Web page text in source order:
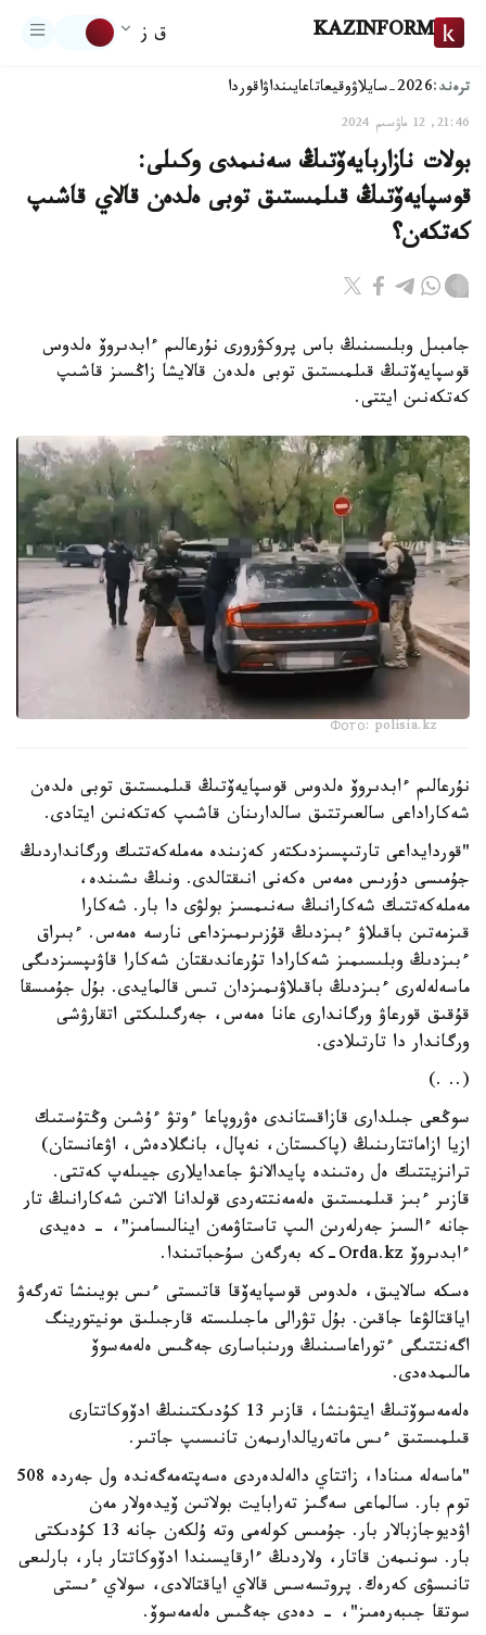
KAZINFORM ق ز
ترەند:2026-سايلاۋ وقيعاتاعايىنداۋاقوردا
21:46, 12 ماۋسىم 2024
بولات نازاربايەۆتىڭ سەنىمدى وكىلى:
قوسپايەۆتىڭ قىلمىستىق توبى ەلدەن قالاي قاشىپ
كەتكەن؟
جامبىل وبلىسىنىڭ باس پروكۋرورى نۇرعالىم ءابدىروۆ ەلدوس
قوسپايەۆتىڭ قىلمىستىق توبى ەلدەن قالايشا زاڭسىز قاشىپ
كەتكەنىن ايتتى.
Фото: polisia.kz
نۇرعالىم ءابدىروۆ ەلدوس قوسپايەۆتىڭ قىلمىستىق توبى ەلدەن
شەكاراداعى سالعىرتتىق سالدارىنان قاشىپ كەتكەنىن ايتادى.
"قوردايداعى تارتىپسىزدىكتەر كەزىندە مەملەكەتتىك ورگانداردىڭ
جۇمىسى دۇرىس ەمەس ەكەنى انىقتالدى. ونىڭ ىشىندە،
مەملەكەتتىك شەكارانىڭ سەنىمسىز بولۋى دا بار. شەكارا
قىزمەتىن باقىلاۋ ءبىزدىڭ قۇزىرىمىزداعى نارسە ەمەس. ءبىراق
ءبىزدىڭ وبلىسىمىز شەكارادا تۇرعاندىقتان شەكارا قاۋىپسىزدىگى
ماسەلەلەرى ءبىزدىڭ باقىلاۋىمىزدان تىس قالمايدى. بۇل جۇمىسقا
قۇقىق قورعاۋ ورگاندارى عانا ەمەس، جەرگىلىكتى اتقارۋشى
ورگاندار دا تارتىلادى.
(.. .)
سوڭعى جىلدارى قازاقستاندى ەۋروپاعا ءوتۋ ءۇشىن وڭتۇستىك
ازيا ازاماتتارىنىڭ (پاكىستان، نەپال، بانگلادەش، اۋعانستان)
ترانزيتتىك ەل رەتىندە پايدالانۋ جاعدايلارى جيىلەپ كەتتى.
قازىر ءبىز قىلمىستىق ەلەمەنتتەردى قولدانا الاتىن شەكارانىڭ تار
جانە ءالسىز جەرلەرىن الىپ تاستاۋمەن اينالىسامىز"، - دەيدى
ءابدىروۆ Orda.kz-كە بەرگەن سۇحباتىندا.
ەسكە سالايىق، ەلدوس قوسپايەۆقا قاتىستى ءىس بويىنشا تەرگەۋ
اياقتالۋعا جاقىن. بۇل تۋرالى ماجىلىستە قارجىلىق مونيتورينگ
اگەنتتىگى ءتوراعاسىنىڭ ورىنباسارى جەڭىس ەلەمەسوۆ
مالىمدەدى.
ەلەمەسوۆتىڭ ايتۋىنشا، قازىر 13 كۇدىكتىنىڭ ادۆوكاتتارى
قىلمىستىق ءىس ماتەريالدارىمەن تانىسىپ جاتىر.
"ماسەلە مىنادا، زاتتاي دالەلدەردى ەسەپتەمەگەندە ول جەردە 508
توم بار. سالماعى سەگىز تەرابايت بولاتىن ۆيدەولار مەن
اۋديوجازبالار بار. جۇمىس كولەمى وتە ۇلكەن جانە 13 كۇدىكتى
بار. سونىمەن قاتار، ولاردىڭ ءارقايسىندا ادۆوكاتتار بار، بارلىعى
تانىسۋى كەرەك. پروتسەسس قالاي اياقتالادى، سولاي ءىستى
سوتقا جىبەرەمىز"، - دەدى جەڭىس ەلەمەسوۆ.